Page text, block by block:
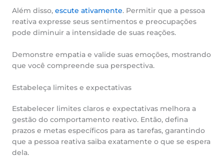
Além disso, escute ativamente. Permitir que a pessoa
reativa expresse seus sentimentos e preocupações
pode diminuir a intensidade de suas reações.
Demonstre empatia e valide suas emoções, mostrando
que você compreende sua perspectiva.
Estabeleça limites e expectativas
Estabelecer limites claros e expectativas melhora a
gestão do comportamento reativo. Então, defina
prazos e metas específicos para as tarefas, garantindo
que a pessoa reativa saiba exatamente o que se espera
dela.